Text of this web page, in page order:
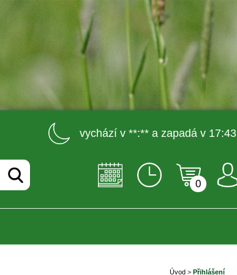
vychází v **:** a zapadá v 17:43
0
Úvod > Přihlášení